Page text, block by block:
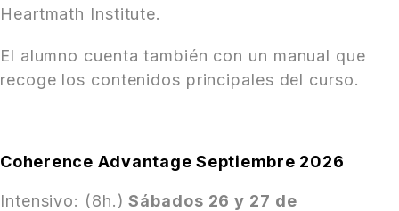
Heartmath Institute.
El alumno cuenta también con un manual que
recoge los contenidos principales del curso.
Coherence Advantage Septiembre 2026
Intensivo: (8h.) Sábados 26 y 27 de